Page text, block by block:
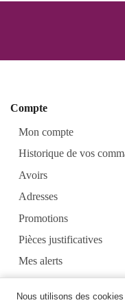
Nous utilisons des
Compte
Mon compte
Historique de vos
Avoirs
Adresses
Promotions
Pièces justificatives
Mes alerts